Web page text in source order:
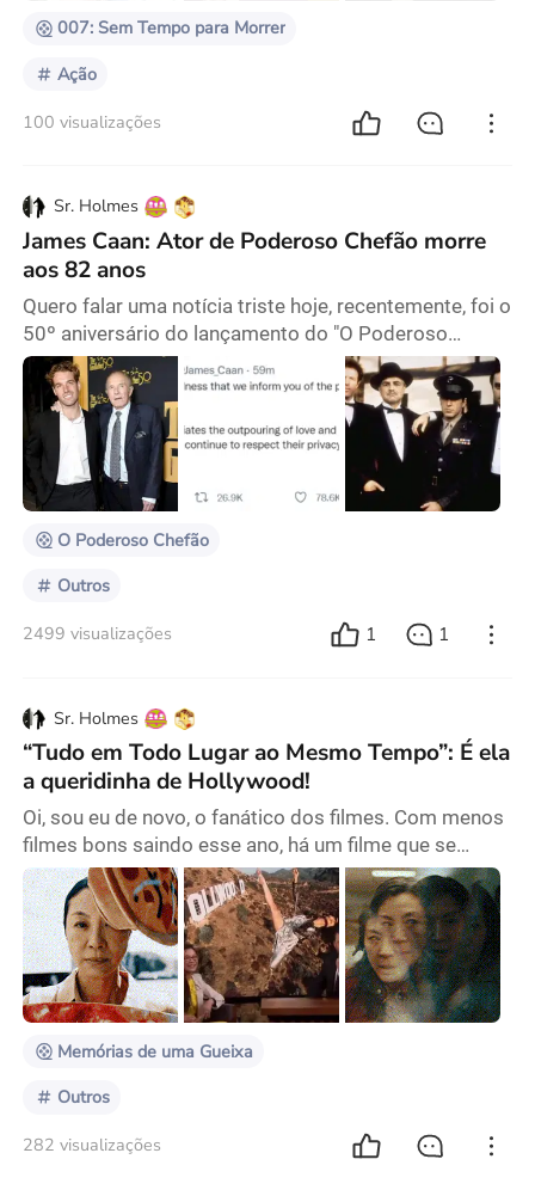
007: Sem Tempo para Morrer
Ação
100 visualizações
Sr. Holmes
James Caan: Ator de Poderoso Chefão morre
aos 82 anos
Quero falar uma notícia triste hoje, recentemente, foi o
50º aniversário do lançamento do "O Poderoso
Chefão". A equipe produtiva fez uma comemoração
para comemorar esse momento especial. Naquela
época, James Caan, que interpretou o filho mais velho
do velho padre, Sonny Corleone, ainda estava lá.
Acompanhado de seu filho, ele apareceu na festa.
Embora parecesse um pouco velho, ele estava em
O Poderoso Chefão
Outros
2499 visualizações 1 1
Sr. Holmes
“Tudo em Todo Lugar ao Mesmo Tempo”: É ela
a queridinha de Hollywood!
Oi, sou eu de novo, o fanático dos filmes. Com menos
filmes bons saindo esse ano, há um filme que se
destaca com uma nota de 97% na Rotten Tomatoes e
uma reputação incrível. Ele se chama “Tudo em Todo
Lugar ao Mesmo Tempo”. Hoje quero falar sobre a
estrela desse filme, a atriz chinesa Michelle Yeoh.
Com seus 60 anos de idade, ela não somente se
destaca na indústria cinematográfica, como também
est
Memórias de uma Gueixa
Outros
282 visualizações